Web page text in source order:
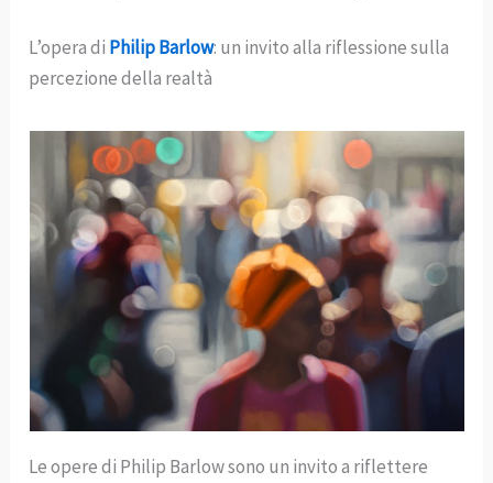
L’opera di Philip Barlow: un invito alla riflessione sulla
percezione della realtà
Le opere di Philip Barlow sono un invito a riflettere